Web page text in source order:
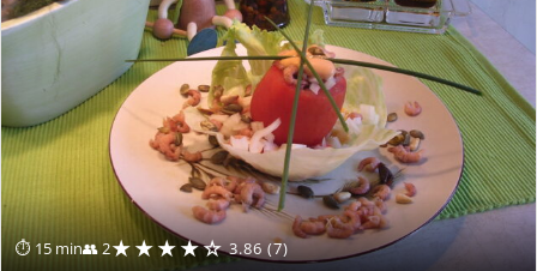
⏱ 15 min👥 2★★★★☆ 3.86 (7)